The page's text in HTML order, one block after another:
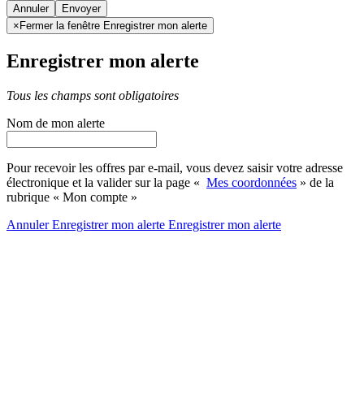
Annuler
× Fermer la fenêtre Enregistrer mon alerte
Enregistrer mon alerte
Tous les champs sont obligatoires
Nom de mon alerte
Pour recevoir les offres par e-mail, vous devez saisir votre adresse
électronique et la valider sur la page « Mes coordonnées » de la
rubrique « Mon compte »
AnnulerEnregistrer mon alerte Enregistrermon alerte